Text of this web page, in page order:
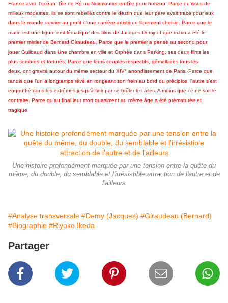
France avec l'océan, l'île de Ré ou Noirmoutier-en-l'île pour horizon
Parce qu'issus de
milieux modestes, ils se sont rebellés contre le destin que leur père avait tracé pour eux
dans le monde ouvrier au profit d'une carrière artistique librement choisie. Parce que le
marin est une figure emblématique des films de Jacques Demy et que marin a été le
premier métier de Bernard Giraudeau. Parce que le premier a pensé au second pour
jouer Guilbaud dans Une chambre en ville et Orphée dans Parking, ses deux films les
plus sombres et torturés. Parce que leurs couples respectifs, gémellaires tous les
deux, ont gravité autour du même secteur du XIV° arrondissement de Paris. Parce que
tandis que l'un a longtemps rêvé en rongeant son frein au bord du précipice, l'autre s'est
engouffré dans les extrêmes jusqu'à finir par se brûler les ailes. A moins que ce ne soit le
contraire. Parce qu'au final leur mort quasiment au même âge a été prématurée et
tragique.
Une histoire profondément marquée par une tension entre la quête du
même, du double, du semblable et l'irrésistible attraction de l'autre et de
l'ailleurs
#Analyse transversale #Demy (Jacques) #Giraudeau (Bernard)
#Biographie #Riyoko Ikeda
Partager